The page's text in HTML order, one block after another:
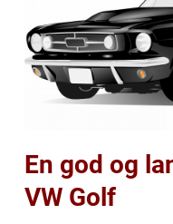
En god og
VW Golf